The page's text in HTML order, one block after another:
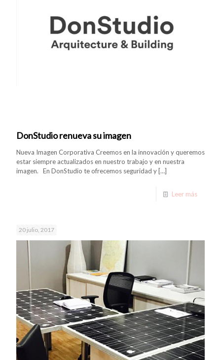
DonStudio renueva su imagen
Nueva Imagen Corporativa Creemos en la innovación y queremos
estar siempre actualizados en nuestro trabajo y en nuestra
imagen. En DonStudio te ofrecemos seguridad y[…]
Leer más
20 julio, 2017